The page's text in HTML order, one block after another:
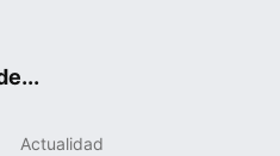
Actualidad